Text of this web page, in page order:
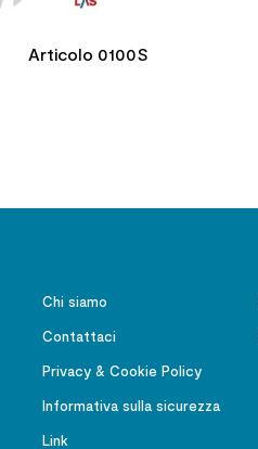
Articolo 0100S
Chi siamo
Contattaci
Privacy & Cookie Policy
Informativa sulla sicurezza
Link